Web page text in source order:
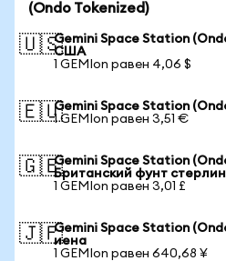
(Ondo Tokenized)
🇺🇸Gemini Space Station
США
1 GEMIon равен 4,06 $
🇪🇺Gemini Space Station
1 GEMIon равен 3,51 €
🇬🇧Gemini Space Station
Британский фунт
1 GEMIon равен 3,01 £
🇯🇵Gemini Space Station
иена
1 GEMIon равен 640,68 ¥